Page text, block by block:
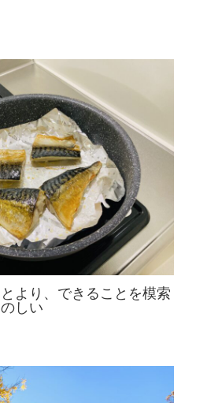
より、できることを模索
しい